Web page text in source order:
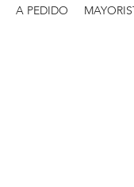
A PEDIDO